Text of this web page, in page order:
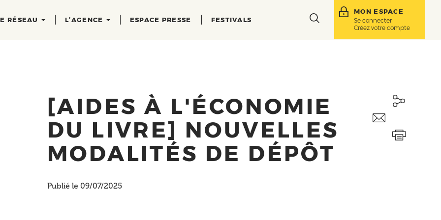
RÉSEAU L’AGENCE ESPACE PRESSE FESTIVALS
Toggle
MON ESPACE
Se connecter
Créez votre compte
[AIDES À L'ÉCONOMIE
DU LIVRE] NOUVELLES
MODALITÉS DE DÉPÔT
Publié le 09/07/2025